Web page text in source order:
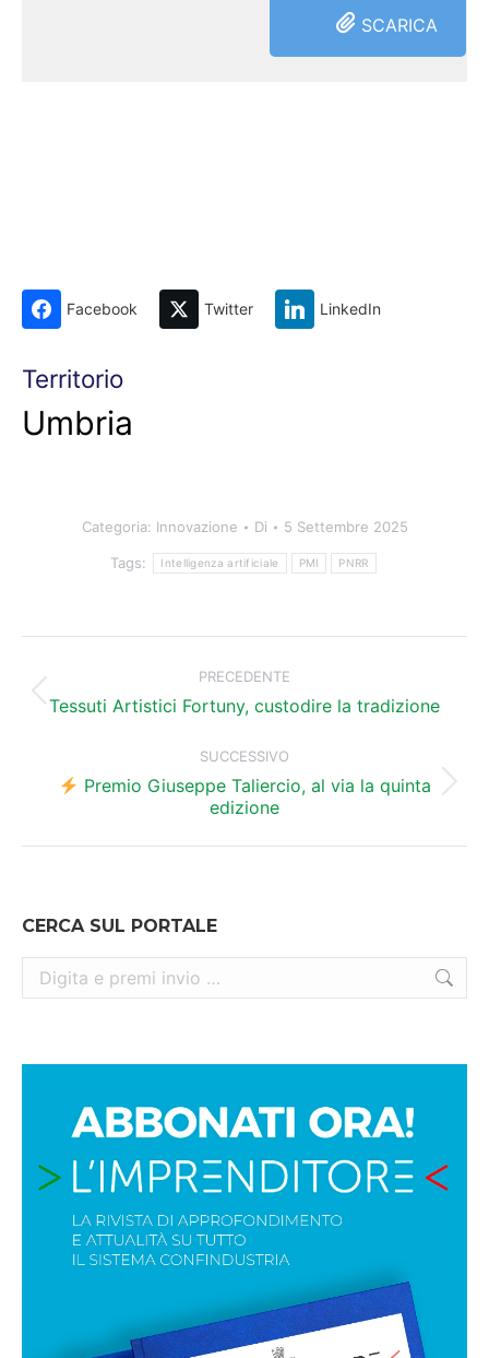
SCARICA
Facebook Twitter LinkedIn
Territorio
Umbria
Categoria: Innovazione Di 5 Settembre 2025
Tags: Intelligenza artificiale PMI PNRR
tra
PRECEDENTE
Post
precedente:
Tessuti Artistici Fortuny, custodire la tradizione
SUCCESSIVO
Prossimo
post:
Premio Giuseppe Taliercio, al via la quinta
edizione
CERCA SUL PORTALE
Cerca: